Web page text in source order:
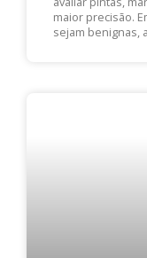
maior precisão.
sejam benignas,